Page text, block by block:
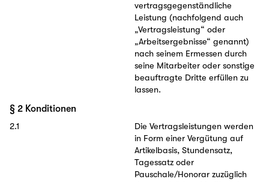
vertragsgegenständliche
Leistung (nachfolgend auch
„Vertragsleistung“ oder
„Arbeitsergebnisse“ genannt)
nach seinem Ermessen durch
seine Mitarbeiter oder sonstige
beauftragte Dritte erfüllen zu
lassen.
§ 2 Konditionen
2.1
Die Vertragsleistungen werden
in Form einer Vergütung auf
Artikelbasis, Stundensatz,
Tagessatz oder
Pauschale/Honorar zuzüglich